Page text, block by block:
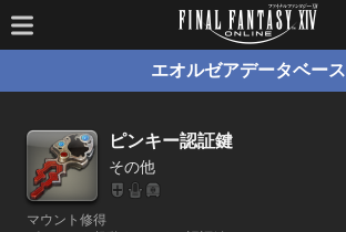
エオルゼアデータベース
ピンキー認証鍵
その他
マウント修得